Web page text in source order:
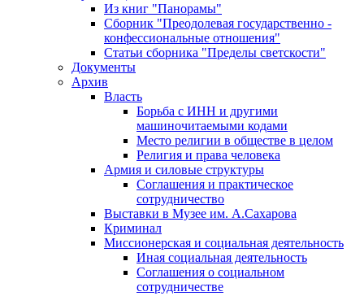
Из книг "Панорамы"
Сборник "Преодолевая государственно -
конфессиональные отношения"
Статьи сборника "Пределы светскости"
Документы
Архив
Власть
Борьба с ИНН и другими
машиночитаемыми кодами
Место религии в обществе в целом
Религия и права человека
Армия и силовые структуры
Соглашения и практическое
сотрудничество
Выставки в Музее им. А.Сахарова
Криминал
Миссионерская и социальная деятельность
Иная социальная деятельность
Соглашения о социальном
сотрудничестве